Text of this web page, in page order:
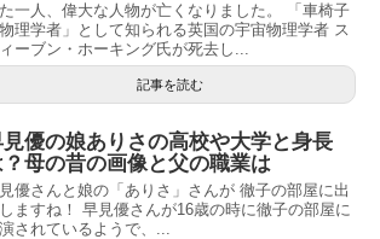
一人、偉大な人物が亡くなりました。 「車椅子
理学者」として知られる英国の宇宙物理学者 ス
ーブン・ホーキング氏が死去し...
記事を読む
優の娘ありさの高校や大学と身長
？母の昔の画像と父の職業は
優さんと娘の「ありさ」さんが 徹子の部屋に出
ますね！ 早見優さんが16歳の時に徹子の部屋に
されているようで、...